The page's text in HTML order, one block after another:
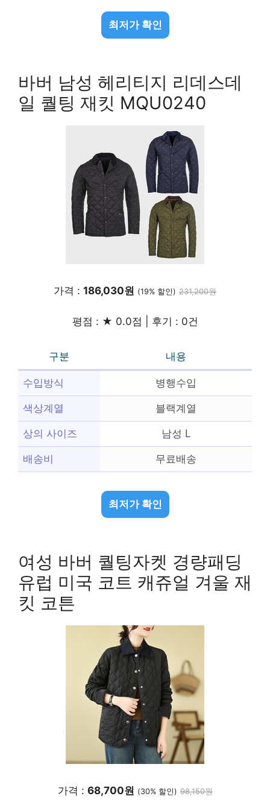
최저가 확인
바버 남성 헤리티지 리데스데
일 퀄팅 재킷 MQU0240
가격 : 186,030원 (19% 할인) 231,200원
평점 : ★ 0.0점 | 후기 : 0건
구분 내용
수입방식 병행수입
색상계열 블랙계열
상의 사이즈 남성 L
배송비 무료배송
최저가 확인
여성 바버 퀄팅자켓 경량패딩
유럽 미국 코트 캐쥬얼 겨울 재
킷 코튼
가격 : 68,700원 (30% 할인) 98,150원